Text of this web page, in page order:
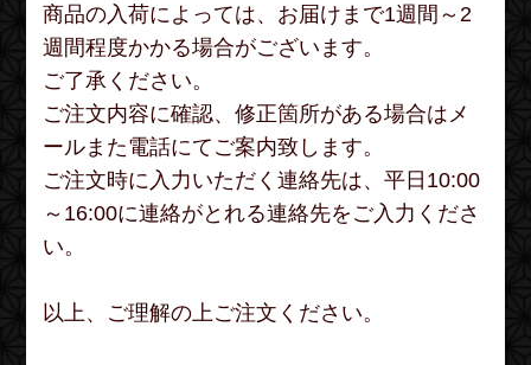
商品の入荷によっては、お届けまで1週間～2
週間程度かかる場合がございます。
ご了承ください。
ご注文内容に確認、修正箇所がある場合はメ
ールまた電話にてご案内致します。
ご注文時に入力いただく連絡先は、平日10:00
～16:00に連絡がとれる連絡先をご入力くださ
い。
以上、ご理解の上ご注文ください。